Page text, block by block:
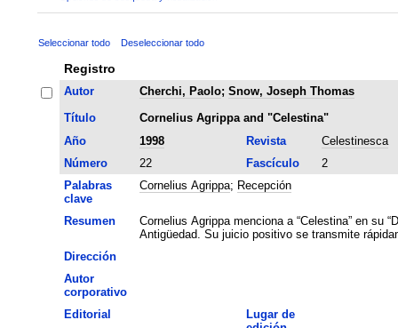
Seleccionar todo Deseleccionar todo
Registro
Autor Cherchi, Paolo; Snow, Joseph Thomas
Título
Cornelius Agrippa and "Celestina"
Año
1998 Revista
Celestinesca
Número
22 Fascículo
2
Palabras
clave
Cornelius Agrippa; Recepción
Resumen
Cornelius Agrippa menciona a “Celestina” en su
Antigüedad. Su juicio positivo se transmite
Dirección
Autor
corporativo
Editorial
Lugar de